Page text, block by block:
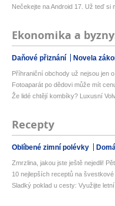
Nečekejte na Android 17. Už teď
Ekonomika a
Daňové přiznání Novela
Příhraniční obchody už nejsou jen
Fotoaparát po dědovi může mít
Že lidé chtějí kombíky? Luxusní
Recepty
Oblíbené zimní polévky
Zmrzlina, jakou jste ještě nejedli!
10 nejlepších receptů na
Sladký poklad u cesty: Využijte